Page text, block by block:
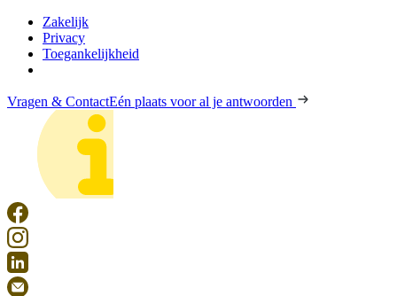
Zakelijk
Privacy
Toegankelijkheid
Vragen & ContactEén plaats voor al je antwoorden